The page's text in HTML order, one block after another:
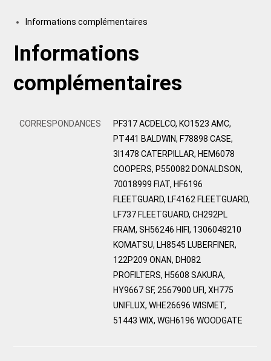
Informations complémentaires
Informations
complémentaires
CORRESPONDANCES
PF317 ACDELCO, KO1523 AMC,
PT441 BALDWIN, F78898 CASE,
3I1478 CATERPILLAR, HEM6078
COOPERS, P550082 DONALDSON,
70018999 FIAT, HF6196
FLEETGUARD, LF4162 FLEETGUARD,
LF737 FLEETGUARD, CH292PL
FRAM, SH56246 HIFI, 1306048210
KOMATSU, LH8545 LUBERFINER,
122P209 ONAN, DH082
PROFILTERS, H5608 SAKURA,
HY9667 SF, 2567900 UFI, XH775
UNIFLUX, WHE26696 WISMET,
51443 WIX, WGH6196 WOODGATE